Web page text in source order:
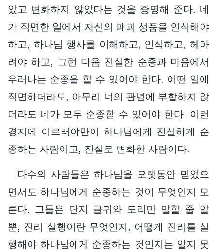
았고 변화하지 않았다는 것을 증명해 준다. 네
가 직면한 일에서 자신의 패괴 성품을 인식해야
하고, 하나님 행사를 이해하고, 인식하고, 헤아
려야 하고, 그런 다음 진실한 순종과 마음에서
우러나는 순종을 할 수 있어야 한다. 어떤 일에
직면하더라도, 아무리 너의 관념에 부합하지 않
더라도 네가 모두 순종할 수 있어야 한다. 이런
경지에 이르러야만이 하나님에게 진실하게 순
종하는 사람이고, 진실로 변화한 사람이다.
다수의 사람들은 하나님을 오랫동안 믿었으
면서도 하나님에게 순종하는 것이 무엇인지 모
른다. 그들은 단지 글귀와 도리만 말할 줄 알
뿐, 진리 실행이란 무엇인지, 어떻게 진리를 실
행해야 하나님에게 순종하는 것인지는 알지 못